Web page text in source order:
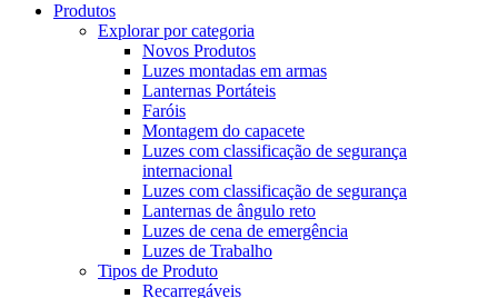
Produtos
Explorar por categoria
Novos Produtos
Luzes montadas em armas
Lanternas Portáteis
Faróis
Montagem do capacete
Luzes com classificação de segurança
internacional
Luzes com classificação de segurança
Lanternas de ângulo reto
Luzes de cena de emergência
Luzes de Trabalho
Tipos de Produto
Recarregáveis